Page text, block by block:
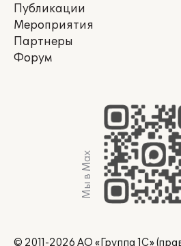
Публикации
Мероприятия
Партнеры
Форум
Мы в Max
© 2011-2026 АО «Группа 1С»